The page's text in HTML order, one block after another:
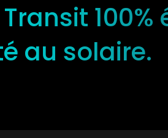
au solaire.